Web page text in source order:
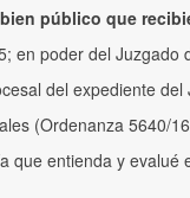
público que
en poder del
del expediente
(Ordenanza 5640/
entienda y